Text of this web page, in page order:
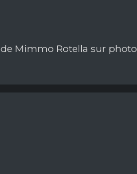
Mimmo Rotella sur photo